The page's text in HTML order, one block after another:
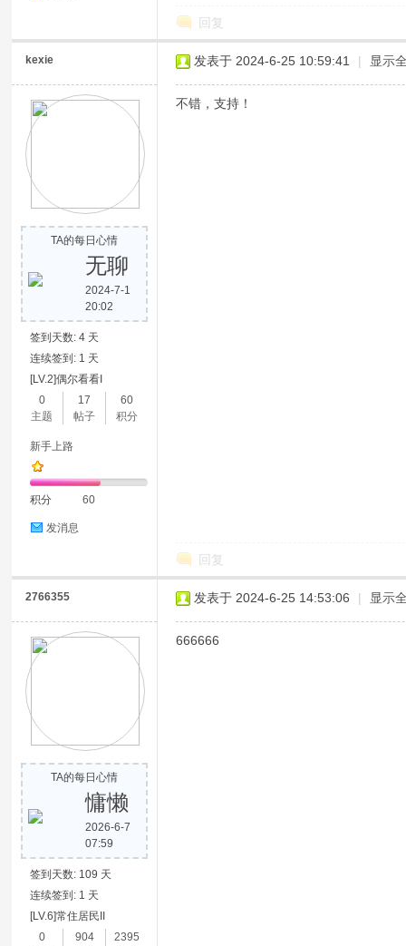
回复
kexie
TA的每日心情
无聊
2024-7-1
20:02
签到天数: 4 天
连续签到: 1 天
[LV.2]偶尔看看I
0
主题
17
帖子
60
积分
新手上路
积分 60
发消息
发表于 2024-6-25 10:59:41 | 显示
不错，支持！
回复
2766355
TA的每日心情
慵懒
2026-6-7
07:59
签到天数: 109 天
连续签到: 1 天
[LV.6]常住居民II
0
904
2395
发表于 2024-6-25 14:53:06 | 显示
666666